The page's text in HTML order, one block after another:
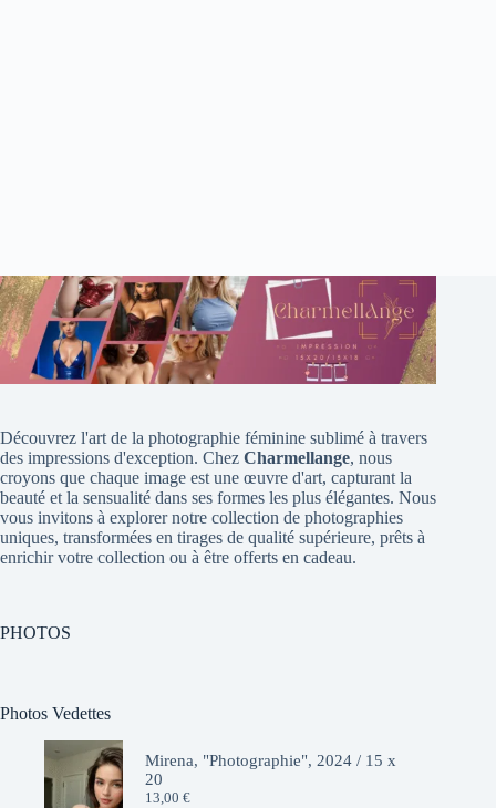
Découvrez l'art de la photographie féminine sublimé à travers
des impressions d'exception. Chez Charmellange, nous
croyons que chaque image est une œuvre d'art, capturant la
beauté et la sensualité dans ses formes les plus élégantes. Nous
vous invitons à explorer notre collection de photographies
uniques, transformées en tirages de qualité supérieure, prêts à
enrichir votre collection ou à être offerts en cadeau.
PHOTOS
Photos Vedettes
Mirena, "Photographie", 2024 / 15 x
20
13,00 €